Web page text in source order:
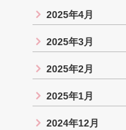
2025年4月
2025年3月
2025年2月
2025年1月
2024年12月